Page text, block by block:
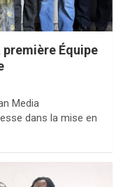
première Équipe
Media
dans la mise en